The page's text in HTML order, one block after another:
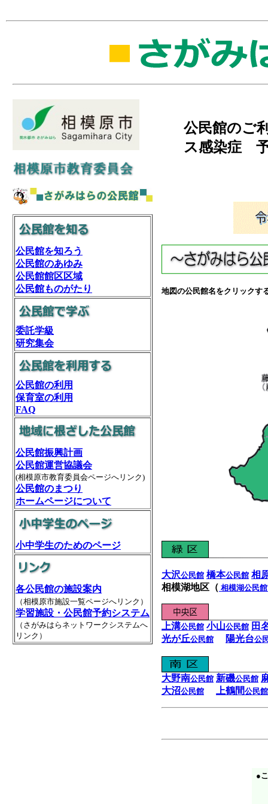
公民館を知ろう
公民館のあゆみ
公民館館区区域
公民館ものがたり
委託学級
研究集会
公民館の利用
保育室の利用
FAQ
公民館振興計画
公民館運営協議会
(相模原市教育委員会ページへリンク)
公民館のまつり
ホームページについて
小中学生のためのページ
各公民館の施設案内
（相模原市施設一覧ページへリンク）
学習施設・公民館予約システム
（さがみはらネットワークシステムへ
リンク）
公民館のご
ス感染症
地図の公民館名をクリックす
大沢公民館 橋本公民館 相
相模湖地区（ 相模湖公民館
上溝公民館 小山公民館 田
光が丘公民館 陽光台公
大野南公民館 新磯公民館
大沼公民館 上鶴間公民館
●